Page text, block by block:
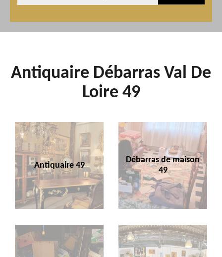
Antiquaire Débarras Val De
Loire 49
Antiquaire 49
Débarras de maison
49